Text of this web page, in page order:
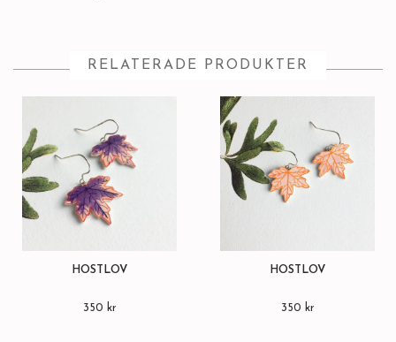
RELATERADE PRODUKTER
HÖSTLÖV
350 kr
HÖSTLÖV
350 kr